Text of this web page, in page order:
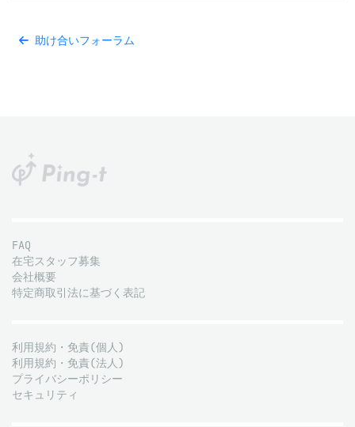
助け合いフォーラム
FAQ
在宅スタッフ募集
会社概要
特定商取引法に基づく表記
利用規約・免責(個人)
利用規約・免責(法人)
プライバシーポリシー
セキュリティ